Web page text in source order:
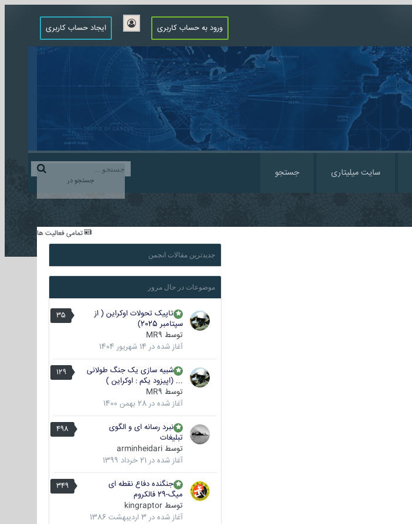
ورود به حساب کاربری ایجاد حساب کاربری
جستجو در
سایت میلیتاری جستجو
تمامی فعالیت ها
جدیدترین مقالات انجمن
موضوعات در حال مرور
35
تاپیک تحولات اوکراین ( از
سپتامبر 2025)
توسط MR9
آغاز شده در 14 شهریور 1404
129
شبیه سازی یک جنگ طولانی
... (اپیزود یکم : اوکراین )
توسط MR9
آغاز شده در 28 بهمن 1400
498
نبرد رسانه ای و الگوی
تبلیغات
توسط arminheidari
آغاز شده در 21 خرداد 1399
349
جنگنده دفاع نقطه ای
میگ-29 فالکروم
توسط kingraptor
آغاز شده در 3 اردیبهشت 1386